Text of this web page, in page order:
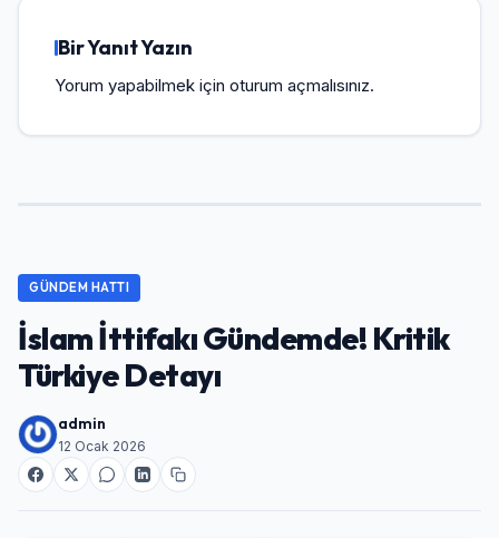
Bir Yanıt Yazın
Yorum yapabilmek için oturum açmalısınız.
GÜNDEM HATTI
İslam İttifakı Gündemde! Kritik
Türkiye Detayı
admin
12 Ocak 2026